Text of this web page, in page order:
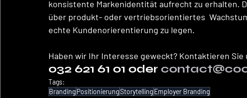
konsistente Markenidentität aufrecht zu erhalten.
über produkt- oder vertriebsorientiertes
echte Kundenorierentierung zu legen.
Haben wir Ihr Interesse geweckt? Kontaktieren
032 621 61 01 oder
Tags:
BrandingPositionierungStorytellingEmployer Branding